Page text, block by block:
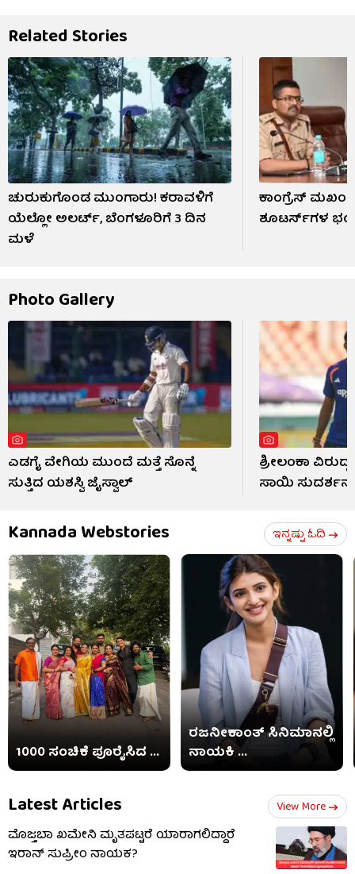
Related Stories
ಚುರುಕುಗೊಂಡ ಮುಂಗಾರು! ಕರಾವಳಿಗೆ
ಯೆಲ್ಲೋ ಅಲರ್ಟ್, ಬೆಂಗಳೂರಿಗೆ 3 ದಿನ
ಮಳೆ
ಕಾಂಗ್ರೆಸ್
ಶೂಟರ್ಸ್​​​​​​ಗಳ
Photo Gallery
ಎಡಗೈ ವೇಗಿಯ ಮುಂದೆ ಮತ್ತೆ ಸೊನ್ನೆ
ಸುತ್ತಿದ ಯಶಸ್ವಿ ಜೈಸ್ವಾಲ್
ಶ್ರೀಲಂಕಾ
ಸಾಯಿ
Kannada Webstories ಇನ್ನಷ್ಟು ಓದಿ
1000 ಸಂಚಿಕೆ ಪೂರೈಸಿದ ...
ರಜನೀಕಾಂತ್ ಸಿನಿಮಾನಲ್ಲಿ
ನಾಯಕಿ ...
Latest Articles View More
ಮೊಜ್ತಬಾ ಖಮೇನಿ ಮೃತಪಟ್ಟರೆ ಯಾರಾಗಲಿದ್ದಾರೆ
ಇರಾನ್ ಸುಪ್ರೀಂ ನಾಯಕ?